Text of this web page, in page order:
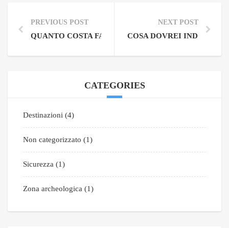
PREVIOUS POST
QUANTO COSTA FARE UN TOUR PRIVATO?
NEXT POST
COSA DOVREI
CATEGORIES
Destinazioni (4)
Non categorizzato (1)
Sicurezza (1)
Zona archeologica (1)